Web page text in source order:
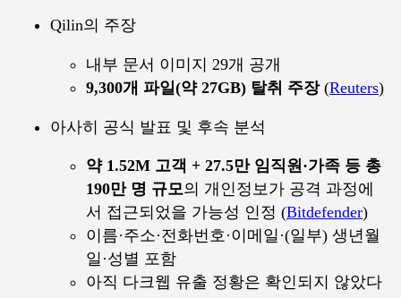
Qilin의 주장
내부 문서 이미지 29개 공개
9,300개 파일(약 27GB) 탈취 주장(Reuters)
아사히 공식 발표 및 후속 분석
약 1.52M 고객 + 27.5만 임직원·가족 등 총
190만 명 규모의 개인정보가 공격 과정에
서 접근되었을 가능성 인정 (Bitdefender)
이름·주소·전화번호·이메일·(일부) 생년월
일·성별 포함
아직 다크웹 유출 정황은 확인되지 않았다